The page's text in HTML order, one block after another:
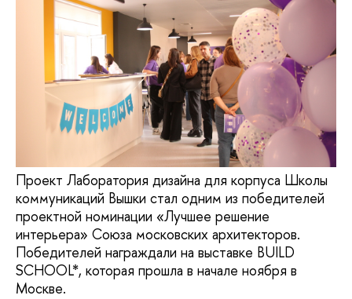
Проект Лаборатория дизайна для корпуса Школы
коммуникаций Вышки стал одним из победителей
проектной номинации «Лучшее решение
интерьера» Союза московских архитекторов.
Победителей награждали на выставке BUILD
SCHOOL*, которая прошла в начале ноября в
Москве.